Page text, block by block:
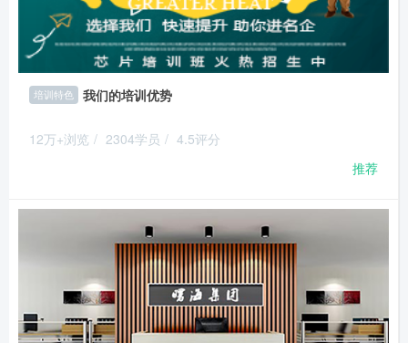
培训特色 我们的培训优势
12万+浏览 / 2304学员 / 4.5评分
推荐